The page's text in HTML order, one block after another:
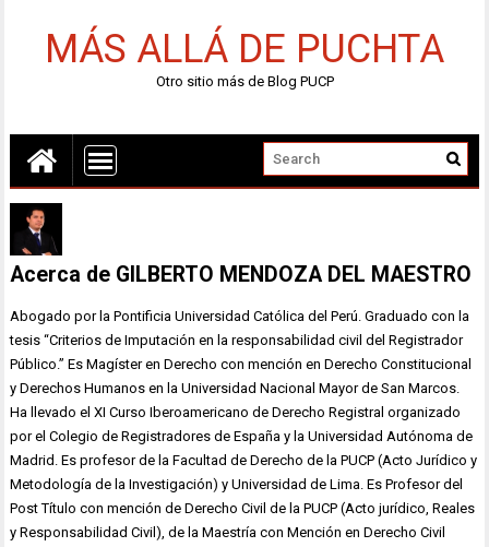
MÁS ALLÁ DE PUCHTA
Otro sitio más de Blog PUCP
Acerca de GILBERTO MENDOZA DEL MAESTRO
Abogado por la Pontificia Universidad Católica del Perú. Graduado con la
tesis “Criterios de Imputación en la responsabilidad civil del Registrador
Público.” Es Magíster en Derecho con mención en Derecho Constitucional
y Derechos Humanos en la Universidad Nacional Mayor de San Marcos.
Ha llevado el XI Curso Iberoamericano de Derecho Registral organizado
por el Colegio de Registradores de España y la Universidad Autónoma de
Madrid. Es profesor de la Facultad de Derecho de la PUCP (Acto Jurídico y
Metodología de la Investigación) y Universidad de Lima. Es Profesor del
Post Título con mención de Derecho Civil de la PUCP (Acto jurídico, Reales
y Responsabilidad Civil), de la Maestría con Mención en Derecho Civil